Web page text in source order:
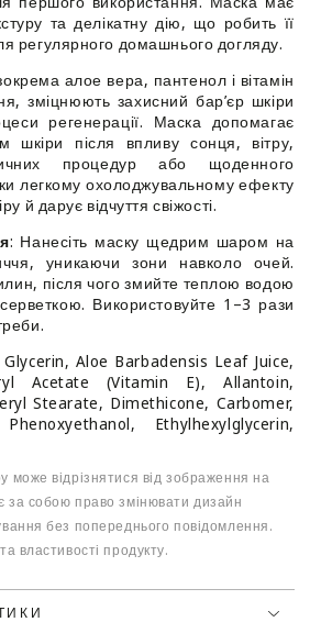
та делікатну дію, що робить її
регулярного домашнього догляду.
алое вера, пантенол і вітамін
зміцнюють захисний бар’єр шкіри
регенерації. Маска допомагає
шкіри після впливу сонця, вітру,
процедур або щоденного
легкому охолоджувальному ефекту
й дарує відчуття свіжості.
: Нанесіть маску щедрим шаром на
уникаючи зони навколо очей.
після чого змийте теплою водою
Використовуйте 1–3 рази
Aloe Barbadensis Leaf Juice,
Acetate (Vitamin E), Allantoin,
Stearate, Dimethicone, Carbomer,
Ethylhexylglycerin,
може відрізнятися від зображення на
за собою право змінювати дизайн
без попереднього повідомлення.
властивості продукту.